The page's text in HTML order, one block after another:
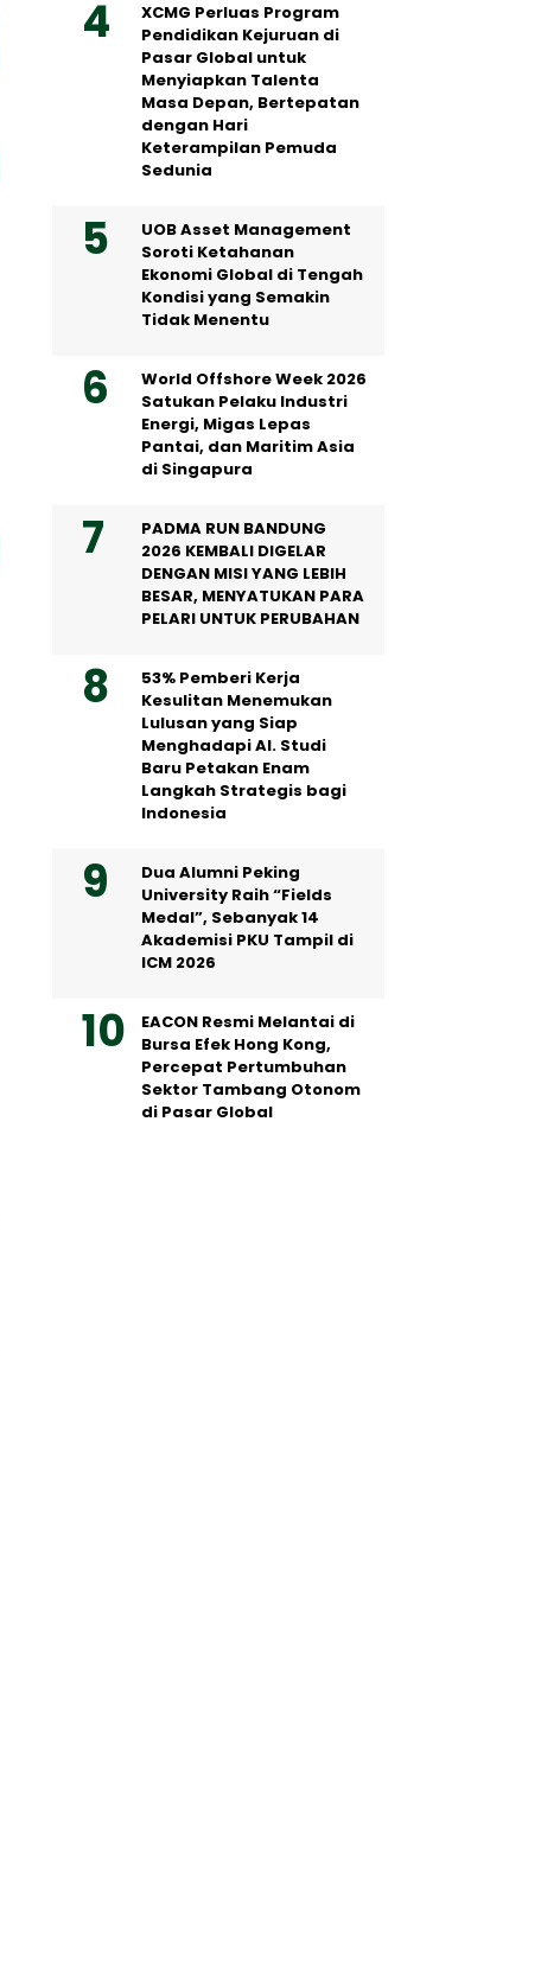
XCMG Perluas Program
Pendidikan Kejuruan di
Pasar Global untuk
Menyiapkan Talenta
Masa Depan, Bertepatan
dengan Hari
Keterampilan Pemuda
Sedunia
UOB Asset Management
Soroti Ketahanan
Ekonomi Global di Tengah
Kondisi yang Semakin
Tidak Menentu
World Offshore Week 2026
Satukan Pelaku Industri
Energi, Migas Lepas
Pantai, dan Maritim Asia
di Singapura
PADMA RUN BANDUNG
2026 KEMBALI DIGELAR
DENGAN MISI YANG LEBIH
BESAR, MENYATUKAN PARA
PELARI UNTUK PERUBAHAN
53% Pemberi Kerja
Kesulitan Menemukan
Lulusan yang Siap
Menghadapi AI. Studi
Baru Petakan Enam
Langkah Strategis bagi
Indonesia
Dua Alumni Peking
University Raih “Fields
Medal”, Sebanyak 14
Akademisi PKU Tampil di
ICM 2026
EACON Resmi Melantai di
Bursa Efek Hong Kong,
Percepat Pertumbuhan
Sektor Tambang Otonom
di Pasar Global